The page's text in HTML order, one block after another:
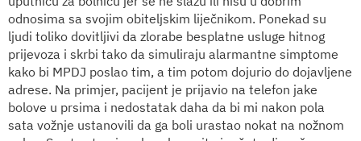
odnosima sa svojim obiteljskim liječnikom. Ponekad su
ljudi toliko dovitljivi da zlorabe besplatne usluge hitnog
prijevoza i skrbi tako da simuliraju alarmantne simptome
kako bi MPDJ poslao tim, a tim potom dojurio do dojavljene
adrese. Na primjer, pacijent je prijavio na telefon jake
bolove u prsima i nedostatak daha da bi mi nakon pola
sata vožnje ustanovili da ga boli urastao nokat na nožnom